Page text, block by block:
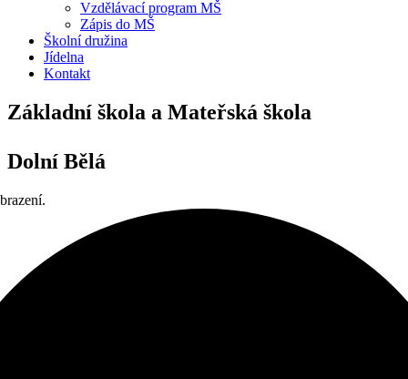
Vzdělávací program MŠ
Zápis do MŠ
Školní družina
Jídelna
Kontakt
Základní škola a Mateřská škola
Dolní Bělá